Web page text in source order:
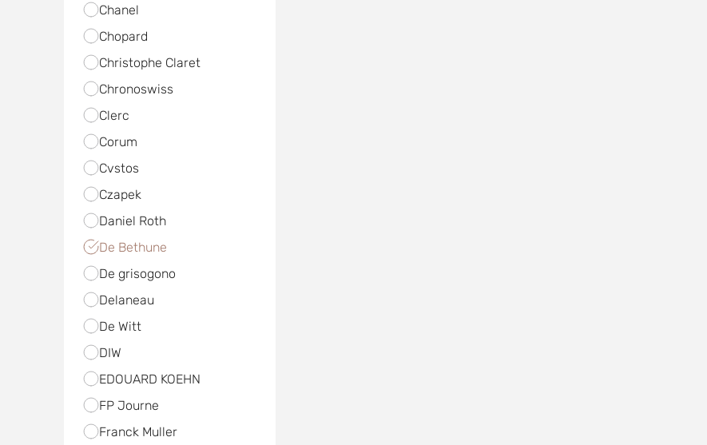
Chanel
Chopard
Christophe Claret
Chronoswiss
Clerc
Corum
Cvstos
Czapek
Daniel Roth
De Bethune
De grisogono
Delaneau
De Witt
DIW
EDOUARD KOEHN
FP Journe
Franck Muller